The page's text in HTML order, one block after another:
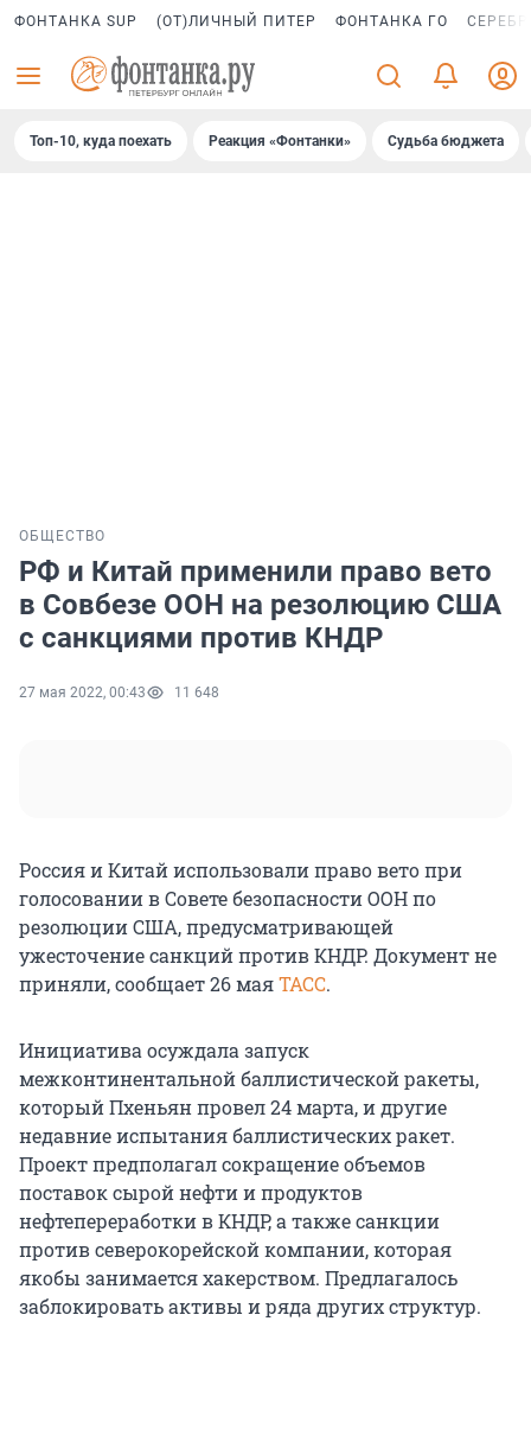
ФОНТАНКА SUP (ОТ)ЛИЧНЫЙ ПИТЕР ФОНТАНКА ГО
Топ-10, куда поехать Реакция «Фонтанки» Судьба бюджета
ОБЩЕСТВО
РФ и Китай применили право вето
в Совбезе ООН на резолюцию США
с санкциями против КНДР
27 мая 2022, 00:43 11 648
Россия и Китай использовали право вето при
голосовании в Совете безопасности ООН по
резолюции США, предусматривающей
ужесточение санкций против КНДР. Документ не
приняли, сообщает 26 маяТАСС.
Инициатива осуждала запуск
межконтинентальной баллистической ракеты,
который Пхеньян провел 24 марта, и другие
недавние испытания баллистических ракет.
Проект предполагал сокращение объемов
поставок сырой нефти и продуктов
нефтепереработки в КНДР, а также санкции
против северокорейской компании, которая
якобы занимается хакерством. Предлагалось
заблокировать активы и ряда других структур.